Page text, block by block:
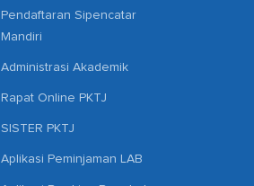
Pendaftaran Sipencatar
Mandiri
Administrasi Akademik
Rapat Online PKTJ
SISTER PKTJ
Aplikasi Peminjaman LAB